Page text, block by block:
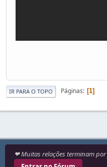
IR PARA O TOPO Páginas 1
❤ Muitas relações terminam